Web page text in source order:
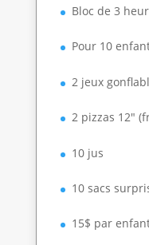
Bloc de 3
Pour 10
2 jeux
2 pizzas 12″
10 jus
10 sacs
15$ par